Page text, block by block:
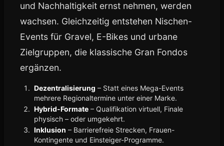
und Nachhaltigkeit ernst nehmen, werden
wachsen. Gleichzeitig entstehen Nischen-
Events für Gravel, E-Bikes und urbane
Zielgruppen, die klassische Gran Fondos
ergänzen.
Dezentralisierung – Statt eines Mega-Events
mehrere Regionaltermine unter einer Marke.
Hybrid-Formate – Qualifikation virtuell, Finale
physisch – oder umgekehrt.
Inklusion – Barrierefreie Strecken, Frauen-
Kontingente und Einsteiger-Programme.